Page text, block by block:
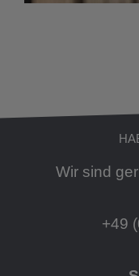
Wir sind
+49